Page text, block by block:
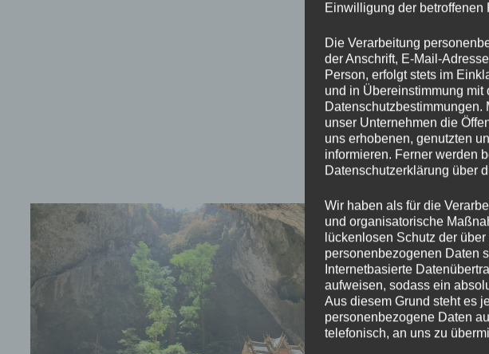
vonTanteRock
Heute ist
solch einem
zählt:
DA,
WO
DIE
LIEBE
ZÄHLT
WEITERLESEN
Einwilligung der betroffenen
Die Verarbeitung
der Anschrift, E-Mail-
Person, erfolgt stets im
und in Übereinstimmung
Datenschutzbestimmungen.
unser Unternehmen die
uns erhobenen, genutzten
informieren. Ferner werden
Datenschutzerklärung über
Wir haben als für die
und organisatorische
lückenlosen Schutz der
personenbezogenen Daten
Internetbasierte
aufweisen, sodass ein
Aus diesem Grund steht es
personenbezogene Daten
telefonisch, an uns zu